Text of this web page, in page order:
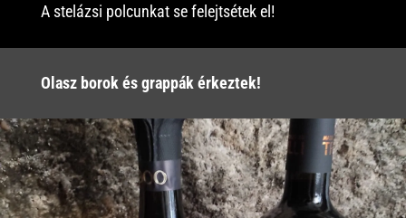
A stelázsi polcunkat se felejtsétek el!
Olasz borok és grappák érkeztek!